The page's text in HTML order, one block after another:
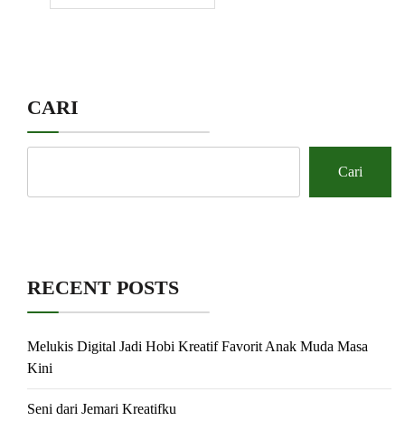
CARI
Cari
RECENT POSTS
Melukis Digital Jadi Hobi Kreatif Favorit Anak Muda Masa
Kini
Seni dari Jemari Kreatifku